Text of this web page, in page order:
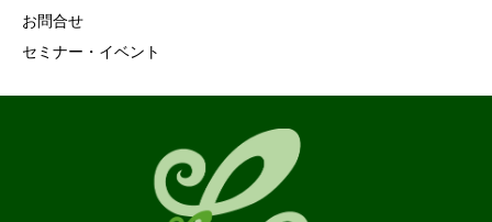
お問合せ
セミナー・イベント